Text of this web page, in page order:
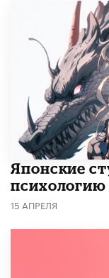
Японские
15 АПРЕЛЯ